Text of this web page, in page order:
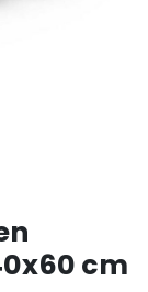
cm